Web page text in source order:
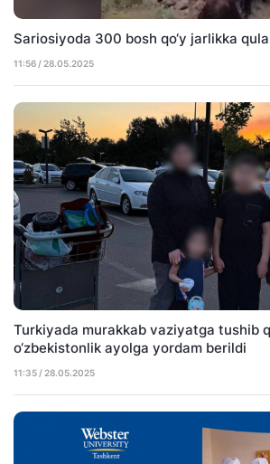
Sariosiyoda 300 bosh qo‘y jarlikka
11:56 / 28.05.2025
Turkiyada murakkab vaziyatga tushib
o‘zbekistonlik ayolga yordam berildi
11:35 / 28.05.2025